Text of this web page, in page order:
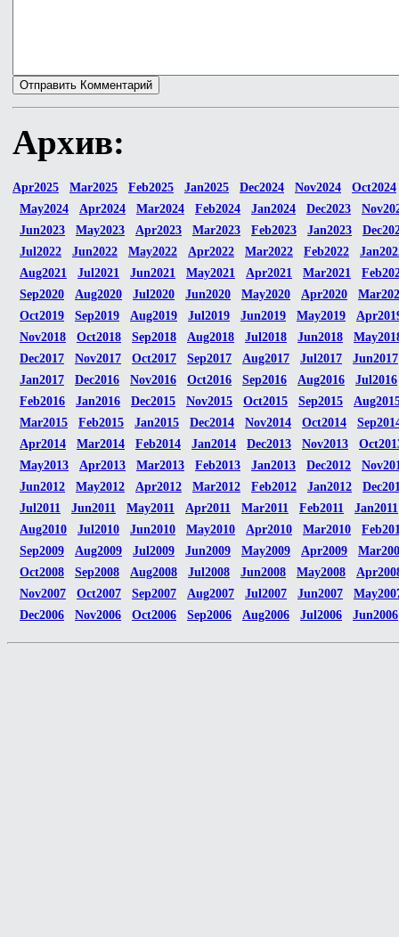
Архив:
Apr2025 Mar2025 Feb2025 Jan2025 Dec2024 Nov2024
Oct2024
May2024
Apr2024 Mar2024 Feb2024 Jan2024 Dec2023
Jun2023
May2023 Apr2023 Mar2023 Feb2023 Jan2023
Jul2022
Jun2022 May2022 Apr2022 Mar2022 Feb2022
Aug2021
Jul2021 Jun2021 May2021 Apr2021 Mar2021
Sep2020
Aug2020 Jul2020 Jun2020 May2020 Apr2020
Oct2019
Sep2019 Aug2019 Jul2019 Jun2019 May2019
Nov2018
Oct2018 Sep2018 Aug2018 Jul2018 Jun2018
Dec2017
Nov2017 Oct2017 Sep2017 Aug2017 Jul2017
Jun2017
Jan2017
Dec2016 Nov2016 Oct2016 Sep2016 Aug2016
Jul2016
Feb2016
Jan2016 Dec2015 Nov2015 Oct2015 Sep2015
Mar2015
Feb2015 Jan2015 Dec2014 Nov2014 Oct2014
Apr2014
Mar2014 Feb2014 Jan2014 Dec2013 Nov2013
May2013
Apr2013 Mar2013 Feb2013 Jan2013 Dec2012
Jun2012
May2012 Apr2012 Mar2012 Feb2012 Jan2012
Jul2011
Jun2011 May2011 Apr2011 Mar2011 Feb2011
Jan2011
Aug2010
Jul2010 Jun2010 May2010 Apr2010 Mar2010
Sep2009
Aug2009 Jul2009 Jun2009 May2009 Apr2009
Oct2008
Sep2008 Aug2008 Jul2008 Jun2008 May2008
Nov2007
Oct2007 Sep2007 Aug2007 Jul2007 Jun2007
Dec2006
Nov2006 Oct2006 Sep2006 Aug2006 Jul2006 Jun2006